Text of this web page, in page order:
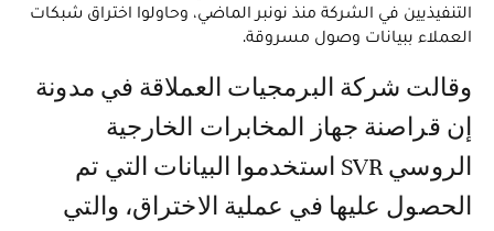
التنفيذيين في الشركة منذ نونبر الماضي، وحاولوا اختراق شبكات
العملاء ببيانات وصول مسروقة.
وقالت شركة البرمجيات العملاقة في مدونة
إن قراصنة جهاز المخابرات الخارجية
الروسي SVR استخدموا البيانات التي تم
الحصول عليها في عملية الاختراق، والتي